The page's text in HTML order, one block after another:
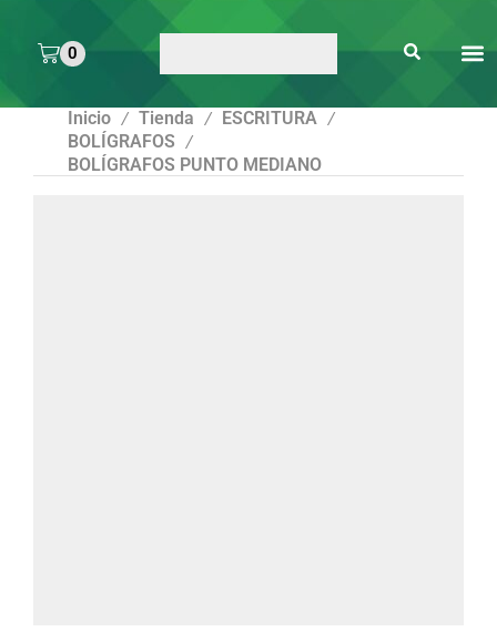
0
Inicio / Tienda / ESCRITURA /
BOLÍGRAFOS /
BOLÍGRAFOS PUNTO MEDIANO